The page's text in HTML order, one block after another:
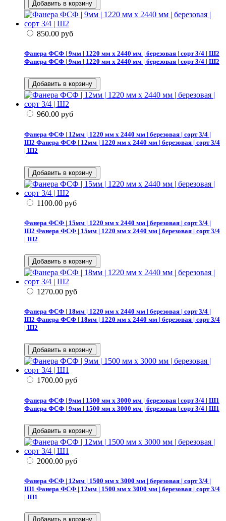
850.00 руб
Фанера ФСФ | 9мм | 1220 мм х 2440 мм | березовая | сорт 3/4 | Ш2
Фанера ФСФ | 9мм | 1220 мм х 2440 мм | березовая | сорт 3/4 | Ш2
960.00 руб
Фанера ФСФ | 12мм | 1220 мм х 2440 мм | березовая | сорт 3/4 |
Ш2 Фанера ФСФ | 12мм | 1220 мм х 2440 мм | березовая | сорт 3/4
| Ш2
1100.00 руб
Фанера ФСФ | 15мм | 1220 мм х 2440 мм | березовая | сорт 3/4 |
Ш2 Фанера ФСФ | 15мм | 1220 мм х 2440 мм | березовая | сорт 3/4
| Ш2
1270.00 руб
Фанера ФСФ | 18мм | 1220 мм х 2440 мм | березовая | сорт 3/4 |
Ш2 Фанера ФСФ | 18мм | 1220 мм х 2440 мм | березовая | сорт 3/4
| Ш2
1700.00 руб
Фанера ФСФ | 9мм | 1500 мм х 3000 мм | березовая | сорт 3/4 | Ш1
Фанера ФСФ | 9мм | 1500 мм х 3000 мм | березовая | сорт 3/4 | Ш1
2000.00 руб
Фанера ФСФ | 12мм | 1500 мм х 3000 мм | березовая | сорт 3/4 |
Ш1 Фанера ФСФ | 12мм | 1500 мм х 3000 мм | березовая | сорт 3/4
| Ш1